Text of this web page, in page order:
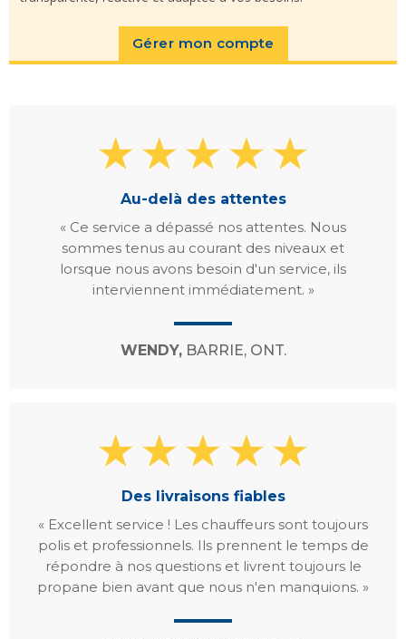
Gérer mon compte
Au-delà des attentes
« Ce service a dépassé nos attentes. Nous
sommes tenus au courant des niveaux et
lorsque nous avons besoin d'un service, ils
interviennent immédiatement. »
WENDY,BARRIE, ONT.
Des livraisons fiables
« Excellent service ! Les chauffeurs sont toujours
polis et professionnels. Ils prennent le temps de
répondre à nos questions et livrent toujours le
propane bien avant que nous n'en manquions. »